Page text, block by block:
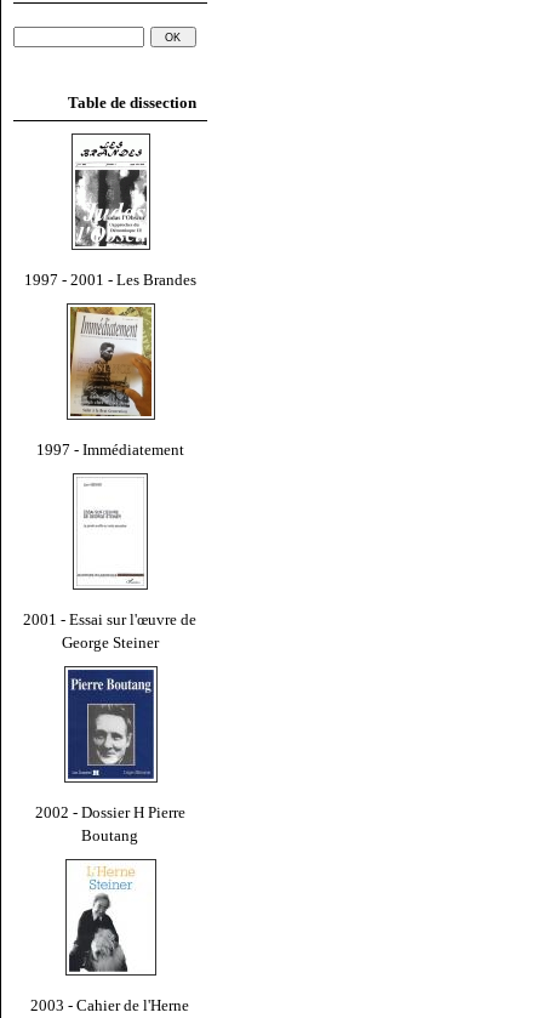
Table de dissection
1997 - 2001 - Les Brandes
1997 - Immédiatement
2001 - Essai sur l'œuvre de
George Steiner
2002 - Dossier H Pierre
Boutang
2003 - Cahier de l'Herne